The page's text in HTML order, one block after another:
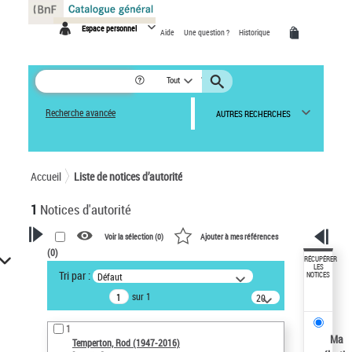
Espace personnel Aide Une question ? Historique
Tout
Recherche avancée AUTRES RECHERCHES
Accueil Liste de notices d’autorité
1 Notices d'autorité
VOTRE RECHERCHE
Recherche avancée dans les
notices d’autorité
Œuvres liées à l'auteur :
Temperton, Rod (1947-2016)
Voir la sélection (0) Ajouter à mes références
(0)
Tri par : Défaut
sur 1
20
résultats/page
1
Temperton, Rod (1947-2016)
RÉCUPÉRER
LES
NOTICES
Ma
Panneau de gestion des cookies